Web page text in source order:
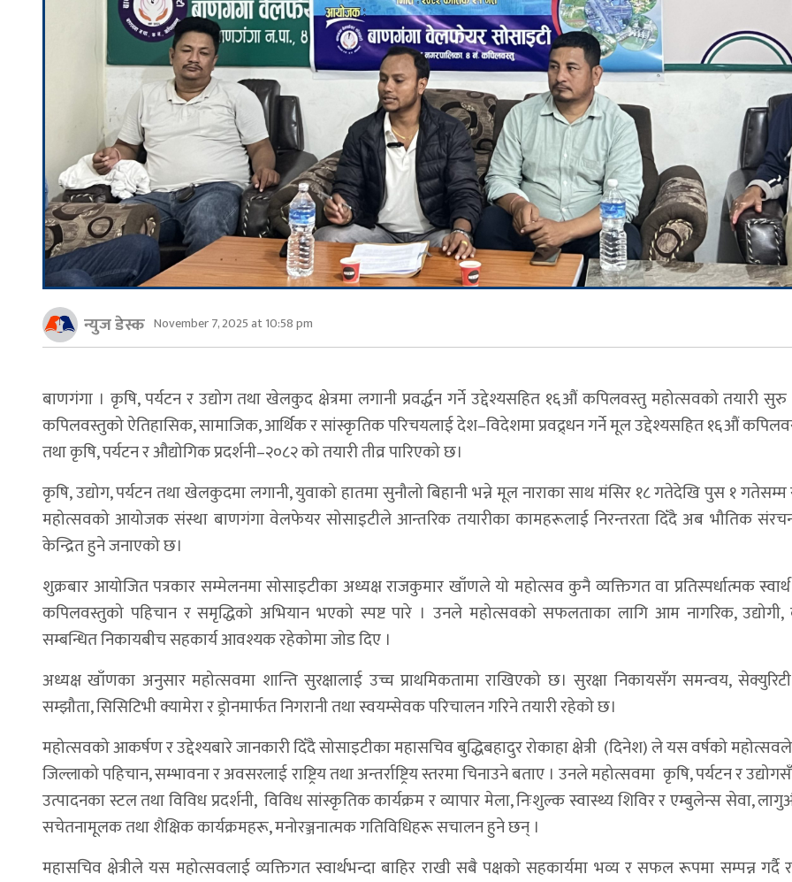
न्युज डेस्क November 7, 2025 at 10:58 pm
बाणगंगा । कृषि, पर्यटन र उद्योग तथा खेलकुद क्षेत्रमा लगानी प्रवर्द्धन गर्ने उद्देश्यसहित १६औं कपिलवस्तु महोत्सवको तयारी
कपिलवस्तुको ऐतिहासिक, सामाजिक, आर्थिक र सांस्कृतिक परिचयलाई देश–विदेशमा प्रवद्र्धन गर्ने मूल उद्देश्यसहित १६औं
तथा कृषि, पर्यटन र औद्योगिक प्रदर्शनी–२०८२ को तयारी तीव्र पारिएको छ।
कृषि, उद्योग, पर्यटन तथा खेलकुदमा लगानी, युवाको हातमा सुनौलो बिहानी भन्ने मूल नाराका साथ मंसिर १८ गतेदेखि पुस १
महोत्सवको आयोजक संस्था बाणगंगा वेलफेयर सोसाइटीले आन्तरिक तयारीका कामहरूलाई निरन्तरता दिँदै अब भौतिक
केन्द्रित हुने जनाएको छ।
शुक्रबार आयोजित पत्रकार सम्मेलनमा सोसाइटीका अध्यक्ष राजकुमार खाँणले यो महोत्सव कुनै व्यक्तिगत वा प्रतिस्पर्धात्मक
कपिलवस्तुको पहिचान र समृद्धिको अभियान भएको स्पष्ट पारे । उनले महोत्सवको सफलताका लागि आम नागरिक, उद्योगी,
सम्बन्धित निकायबीच सहकार्य आवश्यक रहेकोमा जोड दिए ।
अध्यक्ष खाँणका अनुसार महोत्सवमा शान्ति सुरक्षालाई उच्च प्राथमिकतामा राखिएको छ। सुरक्षा निकायसँग समन्वय,
सम्झौता, सिसिटिभी क्यामेरा र ड्रोनमार्फत निगरानी तथा स्वयम्सेवक परिचालन गरिने तयारी रहेको छ।
महोत्सवको आकर्षण र उद्देश्यबारे जानकारी दिँदै सोसाइटीका महासचिव बुद्धिबहादुर रोकाहा क्षेत्री (दिनेश) ले यस वर्षको
जिल्लाको पहिचान, सम्भावना र अवसरलाई राष्ट्रिय तथा अन्तर्राष्ट्रिय स्तरमा चिनाउने बताए । उनले महोत्सवमा कृषि, पर्यटन र
उत्पादनका स्टल तथा विविध प्रदर्शनी, विविध सांस्कृतिक कार्यक्रम र व्यापार मेला, निःशुल्क स्वास्थ्य शिविर र एम्बुलेन्स सेवा,
सचेतनामूलक तथा शैक्षिक कार्यक्रमहरू, मनोरञ्जनात्मक गतिविधिहरू सचालन हुने छन् ।
महासचिव क्षेत्रीले यस महोत्सवलाई व्यक्तिगत स्वार्थभन्दा बाहिर राखी सबै पक्षको सहकार्यमा भव्य र सफल रूपमा सम्पन्न गर्दै